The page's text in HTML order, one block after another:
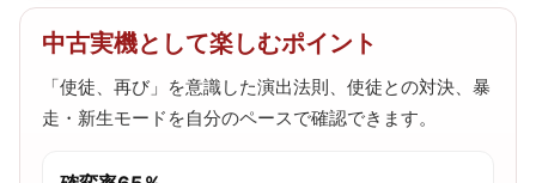
中古実機として楽しむポイント
「使徒、再び」を意識した演出法則、使徒との対決、暴
走・新生モードを自分のペースで確認できます。